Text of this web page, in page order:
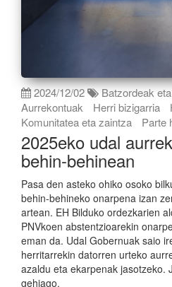
2024/12/02
Batzordeak
Aurrekontuak
Herri bizigarria
Komunitatea eta zaintza
Parte
2025eko udal
behin-behinean
Pasa den asteko ohiko osoko
behin-behineko onarpena izan
artean. EH Bilduko ordezkarien
PNVkoen abstentzioarekin
eman da. Udal Gobernuak saio
herritarrekin datorren urteko
azaldu eta ekarpenak jasotzeko.
gehiago.